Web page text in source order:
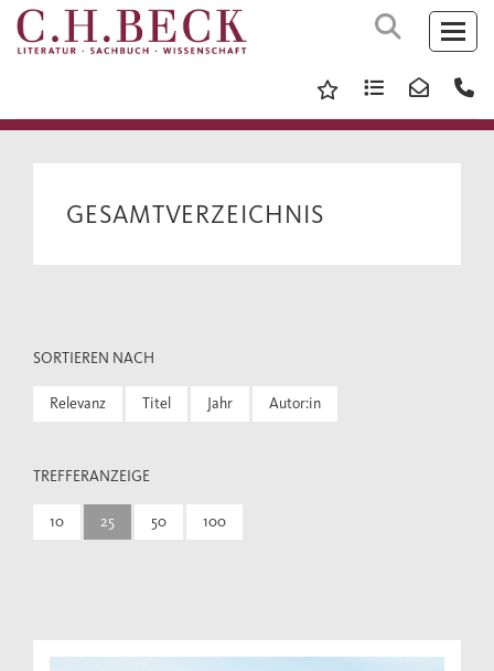
GESAMTVERZEICHNIS
SORTIEREN NACH
Relevanz Titel Jahr Autor:in
TREFFERANZEIGE
10 25 50 100